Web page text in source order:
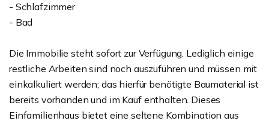
- Schlafzimmer
- Bad
Die Immobilie steht sofort zur Verfügung. Lediglich einige
restliche Arbeiten sind noch auszuführen und müssen mit
einkalkuliert werden; das hierfür benötigte Baumaterial ist
bereits vorhanden und im Kauf enthalten. Dieses
Einfamilienhaus bietet eine seltene Kombination aus